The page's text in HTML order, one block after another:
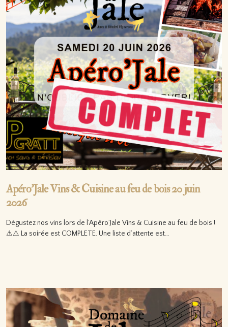
Apéro’Jale Vins & Cuisine au feu de bois 20 juin
2026
Dégustez nos vins lors de l’Apéro’Jale Vins & Cuisine au feu de bois !
⚠⚠ La soirée est COMPLETE. Une liste d’attente est…